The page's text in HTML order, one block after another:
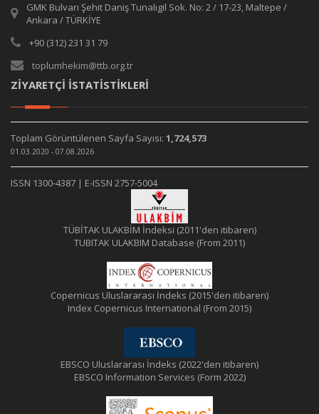
GMK Bulvarı Şehit Daniş Tunalıgil Sok. No: 2 / 17-23, Maltepe /
Ankara / TÜRKİYE
+90 (312) 231 31 79
toplumhekim@ttb.org.tr
ZİYARETÇİ İSTATİSTİKLERİ
Toplam Görüntülenen Sayfa Sayısı: 1,724,573
01.03.2020 - 07.08.2026
ISSN 1300-4387 | E-ISSN 2757-5004
TÜBİTAK ULAKBİM İndeksi (2011'den itibaren)
TUBITAK ULAKBIM Database (From 2011)
Copernicus Uluslararası İndeks (2015'den itibaren)
Index Copernicus International (From 2015)
EBSCO Uluslararası İndeks (2022'den itibaren)
EBSCO Information Services (Form 2022)